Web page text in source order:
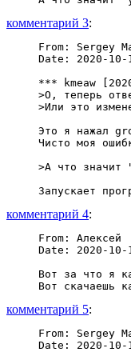
комментарий 3:
From: Sergey
Date: 2020-10-
*** kmeaw
>О, теперь
>Или это
Это я нажал
Чисто моя
>А что значит
комментарий 4:
From: Алексей
Date: 2020-10-
Вот за что я
комментарий 5:
From: Sergey
Date: 2020-10-